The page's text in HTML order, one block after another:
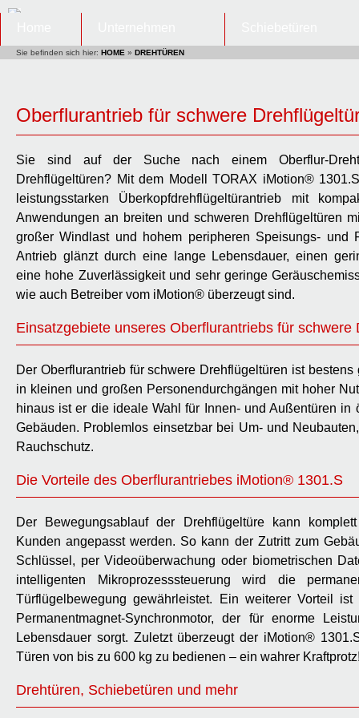
Sie befinden sich hier: HOME » DREHTÜREN
Oberflurantrieb für schwere
Sie sind auf der Suche nach einem Oberflur-
Drehflügeltüren? Mit dem Modell TORAX iMotion®
leistungsstarken Überkopfdrehflügeltürantrieb mit
Anwendungen an breiten und schweren Drehflügeltüren
großer Windlast und hohem peripheren Speisungs- und
Antrieb glänzt durch eine lange Lebensdauer, einen
eine hohe Zuverlässigkeit und sehr geringe
wie auch Betreiber vom iMotion® überzeugt sind.
Einsatzgebiete unseres Oberflurantriebs für schwere
Der Oberflurantrieb für schwere Drehflügeltüren ist
in kleinen und großen Personendurchgängen mit hoher
hinaus ist er die ideale Wahl für Innen- und Außentüren in
Gebäuden. Problemlos einsetzbar bei Um- und
Rauchschutz.
Die Vorteile des Oberflurantriebes iMotion® 1301.S
Der Bewegungsablauf der Drehflügeltüre kann
Kunden angepasst werden. So kann der Zutritt zum
Schlüssel, per Videoüberwachung oder biometrischen
intelligenten Mikroprozesssteuerung wird die
Türflügelbewegung gewährleistet. Ein weiterer Vorteil
Permanentmagnet-Synchronmotor, der für enorme
Lebensdauer sorgt. Zuletzt überzeugt der iMotion®
Türen von bis zu 600 kg zu bedienen – ein wahrer
Drehtüren, Schiebetüren und mehr